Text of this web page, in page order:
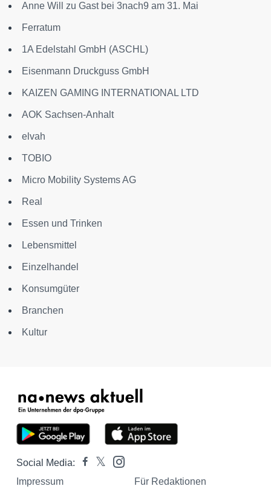
Anne Will zu Gast bei 3nach9 am 31. Mai
Ferratum
1A Edelstahl GmbH (ASCHL)
Eisenmann Druckguss GmbH
KAIZEN GAMING INTERNATIONAL LTD
AOK Sachsen-Anhalt
elvah
TOBIO
Micro Mobility Systems AG
Real
Essen und Trinken
Lebensmittel
Einzelhandel
Konsumgüter
Branchen
Kultur
Social Media:
Impressum
Für Redaktionen